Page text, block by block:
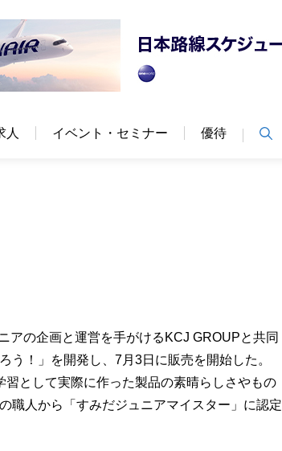
人 イベント・セミナー 優待
アの企画と運営を手がけるKCJ GROUPと共同
！」を開発し、7月3日に販売を開始した。
として実際に作った製品の素晴らしさやもの
職人から「すみだジュニアマイスター」に認定